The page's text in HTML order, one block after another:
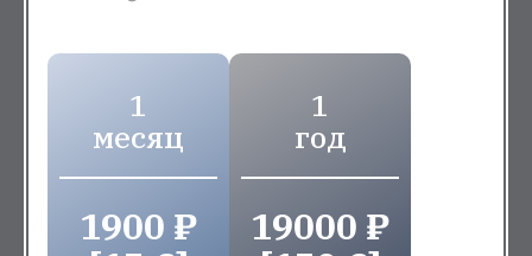
1
месяц
1900 ₽
1
год
19000 ₽